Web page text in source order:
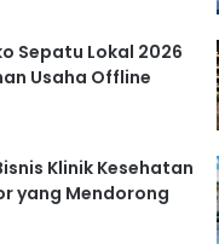
Sepatu Lokal 2026
Usaha Offline
Klinik Kesehatan
yang Mendorong